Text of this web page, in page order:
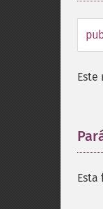
Este
Esta